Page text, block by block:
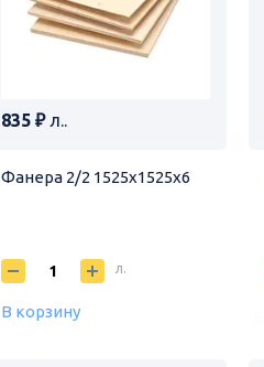
835 ₽л..
Фанера 2/2 1525х1525х6
л.
В корзину